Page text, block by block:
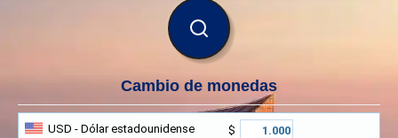
BUSCAR
Cambio de monedas
USD - Dólar estadounidense
$